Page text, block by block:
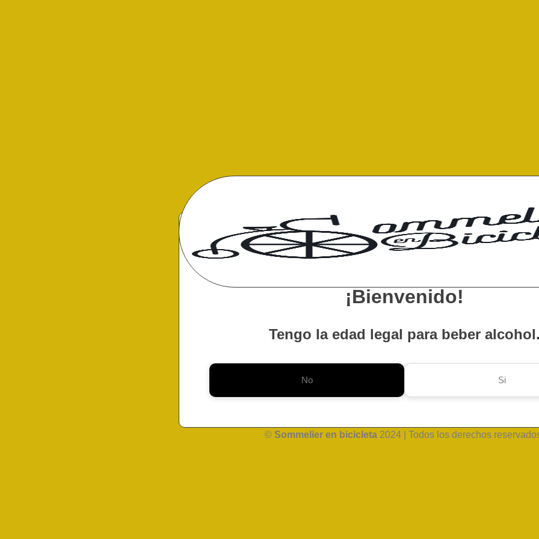
¡Bienvenido!
Tengo la edad legal para beber
No Si
© Sommelier en bicicleta 2024 | Todos los derechos